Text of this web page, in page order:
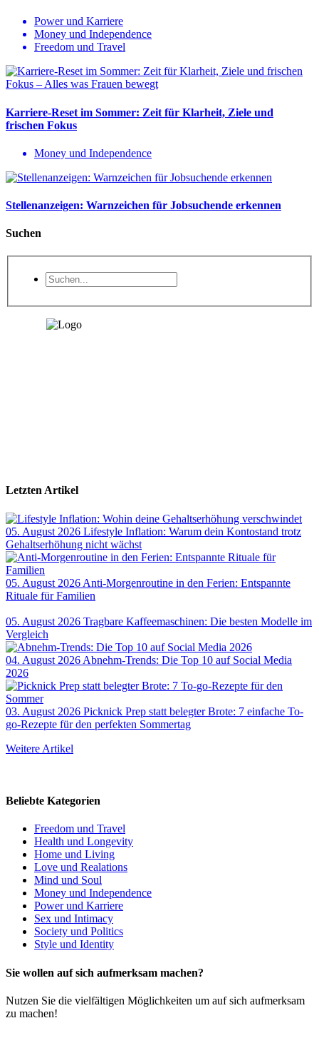
Power und Karriere
Money und Independence
Freedom und Travel
Karriere-Reset im Sommer: Zeit für Klarheit, Ziele und
frischen Fokus
Money und Independence
Stellenanzeigen: Warnzeichen für Jobsuchende erkennen
Suchen
Letzten Artikel
05. August 2026 Lifestyle Inflation: Warum dein Kontostand trotz
Gehaltserhöhung nicht wächst
05. August 2026 Anti-Morgenroutine in den Ferien: Entspannte
Rituale für Familien
05. August 2026 Tragbare Kaffeemaschinen: Die besten Modelle im
Vergleich
04. August 2026 Abnehm-Trends: Die Top 10 auf Social Media
2026
03. August 2026 Picknick Prep statt belegter Brote: 7 einfache To-
go-Rezepte für den perfekten Sommertag
Weitere Artikel
Beliebte Kategorien
Freedom und Travel
Health und Longevity
Home und Living
Love und Realations
Mind und Soul
Money und Independence
Power und Karriere
Sex und Intimacy
Society und Politics
Style und Identity
Sie wollen auf sich aufmerksam machen?
Nutzen Sie die vielfältigen Möglichkeiten um auf sich aufmerksam
zu machen!